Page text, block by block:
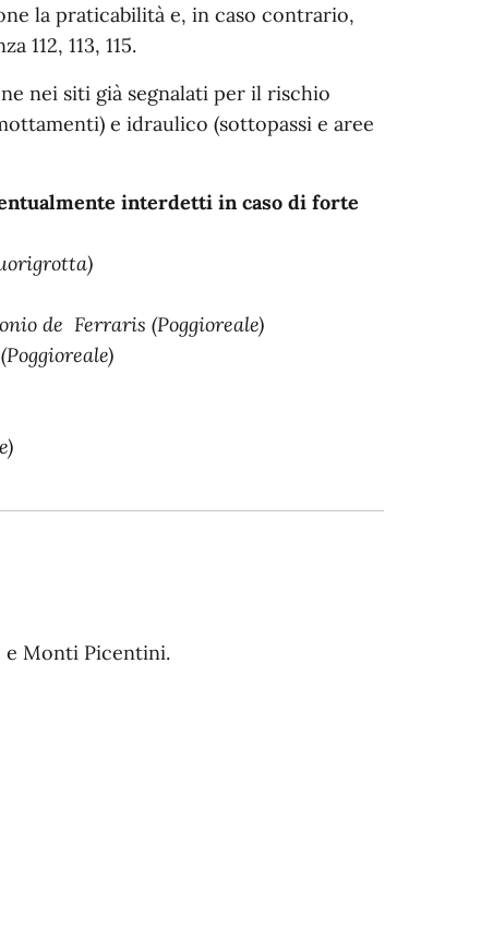
la praticabilità e, in caso contrario,
112, 113, 115.
nei siti già segnalati per il rischio
e idraulico (sottopassi e aree
interdetti in caso di forte
de Ferraris (Poggioreale)
e Monti Picentini.